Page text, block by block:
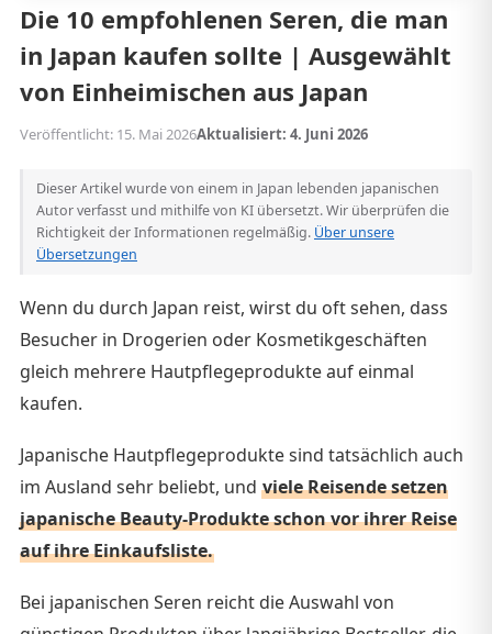
Die 10 empfohlenen Seren, die man
in Japan kaufen sollte | Ausgewählt
von Einheimischen aus Japan
Veröffentlicht: 15. Mai 2026Aktualisiert: 4. Juni 2026
Dieser Artikel wurde von einem in Japan lebenden japanischen
Autor verfasst und mithilfe von KI übersetzt. Wir überprüfen die
Richtigkeit der Informationen regelmäßig. Über unsere
Übersetzungen
Wenn du durch Japan reist, wirst du oft sehen, dass
Besucher in Drogerien oder Kosmetikgeschäften
gleich mehrere Hautpflegeprodukte auf einmal
kaufen.
Japanische Hautpflegeprodukte sind tatsächlich auch
im Ausland sehr beliebt, und viele Reisende setzen
japanische Beauty-Produkte schon vor ihrer Reise
auf ihre Einkaufsliste.
Bei japanischen Seren reicht die Auswahl von